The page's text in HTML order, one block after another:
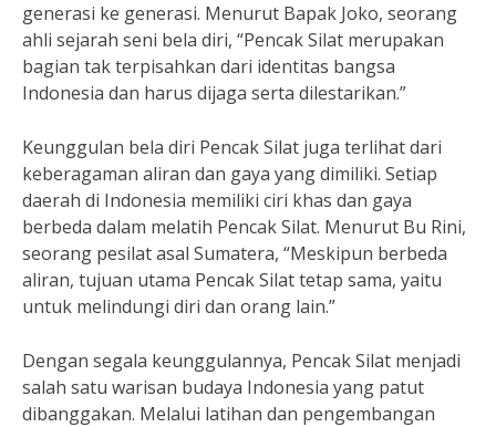
generasi ke generasi. Menurut Bapak Joko, seorang
ahli sejarah seni bela diri, “Pencak Silat merupakan
bagian tak terpisahkan dari identitas bangsa
Indonesia dan harus dijaga serta dilestarikan.”
Keunggulan bela diri Pencak Silat juga terlihat dari
keberagaman aliran dan gaya yang dimiliki. Setiap
daerah di Indonesia memiliki ciri khas dan gaya
berbeda dalam melatih Pencak Silat. Menurut Bu Rini,
seorang pesilat asal Sumatera, “Meskipun berbeda
aliran, tujuan utama Pencak Silat tetap sama, yaitu
untuk melindungi diri dan orang lain.”
Dengan segala keunggulannya, Pencak Silat menjadi
salah satu warisan budaya Indonesia yang patut
dibanggakan. Melalui latihan dan pengembangan